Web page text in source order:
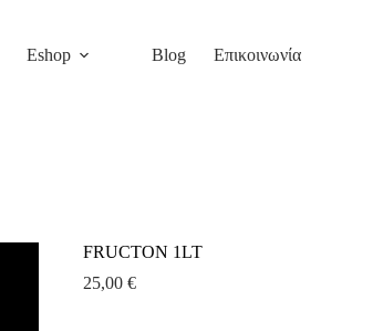
Eshop Blog Επικοινωνία
FRUCTON 1LT
25,00 €